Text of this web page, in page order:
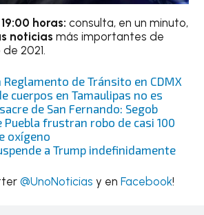
horas: consulta, en un minuto,
noticias más importantes de
2021.
Reglamento de Tránsito en CDMX
cuerpos en Tamaulipas no es
de San Fernando: Segob
Puebla frustran robo de casi 100
oxígeno
a Trump indefinidamente
@UnoNoticias y enFacebook!